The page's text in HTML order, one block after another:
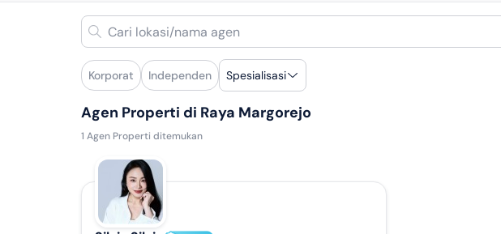
Korporat Independen Spesialisasi
Agen Properti di Raya Margorejo
1 Agen Properti ditemukan